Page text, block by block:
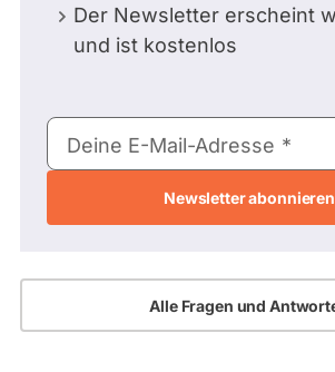
Der Newsletter erscheint
und ist kostenlos
E-
Mail-
Deine E-Mail-Adresse
Alle Fragen und